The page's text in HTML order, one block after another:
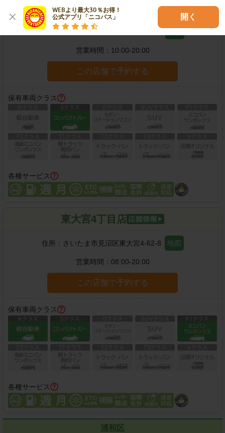
WEBより最大30％お得！
公式アプリ「ニコパス」
開く
イエローハットさいたま丸ヶ崎店
住所： さいたま市見沼区丸ケ崎2899-1
営業時間： 10:00-20:00
この店舗で予約する
保有車両クラス
各種サービス
東大宮4丁目店
住所： さいたま市見沼区東大宮4-62-8 地図
営業時間： 08:00-20:00
この店舗で予約する
保有車両クラス
各種サービス
浦和区